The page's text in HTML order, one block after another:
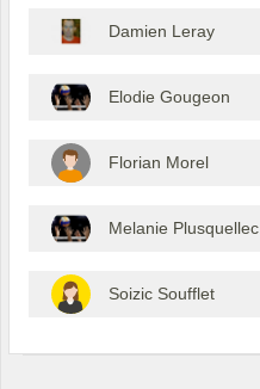
Damien Leray
Elodie Gougeon
Florian Morel
Melanie
Soizic Soufflet